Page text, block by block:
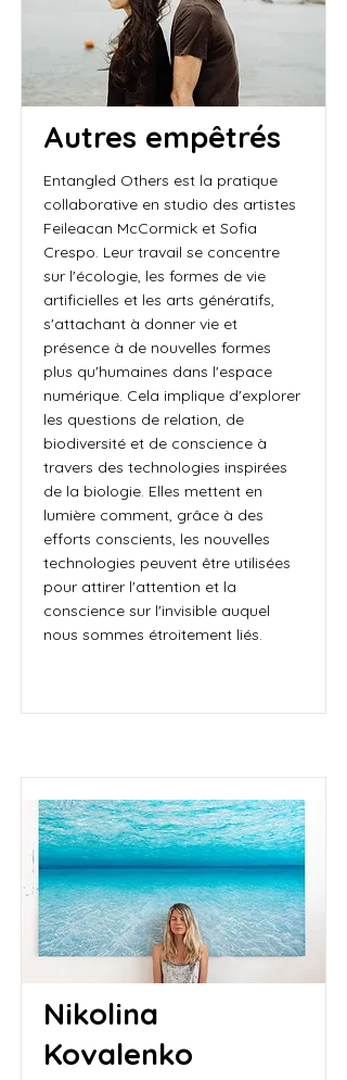
Autres empêtrés
Entangled Others est la pratique
collaborative en studio des artistes
Feileacan McCormick et Sofia
Crespo. Leur travail se concentre
sur l'écologie, les formes de vie
artificielles et les arts génératifs,
s'attachant à donner vie et
présence à de nouvelles formes
plus qu'humaines dans l'espace
numérique. Cela implique d'explorer
les questions de relation, de
biodiversité et de conscience à
travers des technologies inspirées
de la biologie. Elles mettent en
lumière comment, grâce à des
efforts conscients, les nouvelles
technologies peuvent être utilisées
pour attirer l'attention et la
conscience sur l'invisible auquel
nous sommes étroitement liés.
Nikolina
Kovalenko